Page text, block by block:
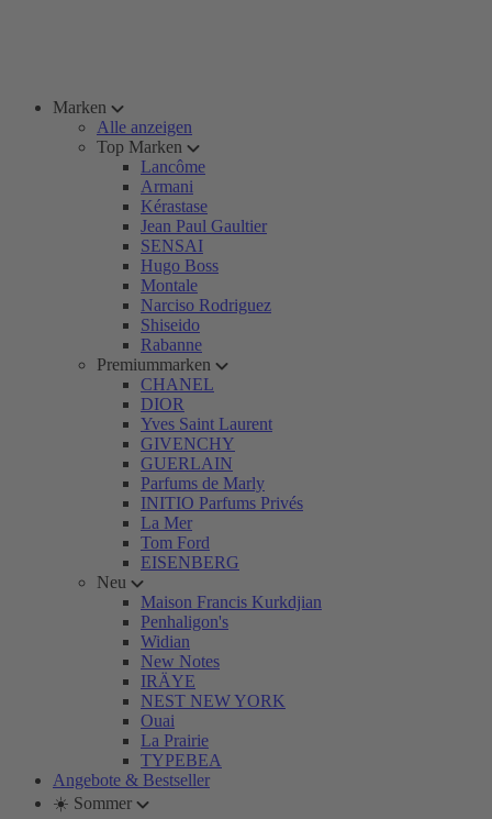
Marken
Alle anzeigen
Top Marken
Lancôme
Armani
Kérastase
Jean Paul Gaultier
SENSAI
Hugo Boss
Montale
Narciso Rodriguez
Shiseido
Rabanne
Premiummarken
CHANEL
DIOR
Yves Saint Laurent
GIVENCHY
GUERLAIN
Parfums de Marly
INITIO Parfums Privés
La Mer
Tom Ford
EISENBERG
Neu
Maison Francis Kurkdjian
Penhaligon's
Widian
New Notes
IRÄYE
NEST NEW YORK
Ouai
La Prairie
TYPEBEA
Angebote & Bestseller
☀️ Sommer